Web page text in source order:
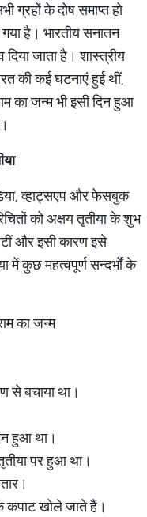
ग्रहों के दोष समाप्त हो
गया है। भारतीय सनातन
जाता है। शास्त्रीय
की कई घटनाएं हुई थीं,
का जन्म भी इसी दिन हुआ
व्हाट्सएप और फेसबुक
को अक्षय तृतीया के शुभ
और इसी कारण इसे
में कुछ महत्वपूर्ण सन्दर्भों के
का जन्म
से बचाया था।
हुआ था।
पर हुआ था।
के कपाट खोले जाते हैं।